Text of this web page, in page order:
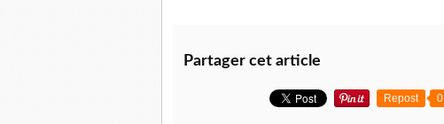
Partager cet article
Repost 0